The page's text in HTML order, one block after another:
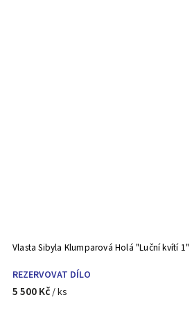
Vlasta Sibyla Klumparová Holá "Luční kvítí 1"
REZERVOVAT DÍLO
5 500 Kč/ ks